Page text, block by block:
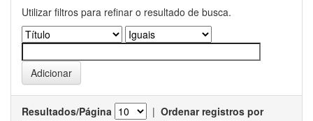
Utilizar filtros para refinar o resultado de busca.
Resultados/Página | Ordenar registros por